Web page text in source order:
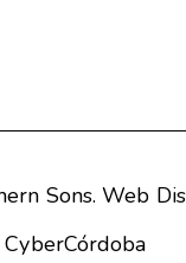
Sons. Web
CyberCórdoba